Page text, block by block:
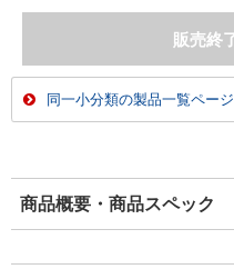
同一小分類の製品一覧ページ
商品概要・商品スペック